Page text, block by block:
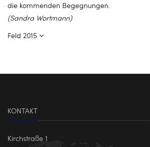
die kommenden Begegnungen.
(Sandra Wortmann)
Feld 2015
KONTAKT
Kirchstraße 1